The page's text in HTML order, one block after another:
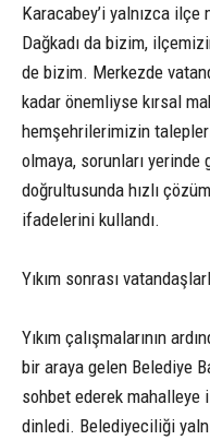
Karacabey’i yalnızca
Dağkadı da bizim,
de bizim. Merkezde
kadar önemliyse kırsal
hemşehrilerimizin
olmaya, sorunları yerinde
doğrultusunda hızlı
ifadelerini kullandı.
Yıkım sonrası
Yıkım çalışmalarının
bir araya gelen Belediye
sohbet ederek
dinledi. Belediyeciliği